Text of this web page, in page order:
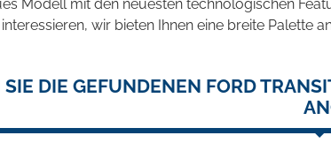
Modell mit den neuesten technologischen
wir bieten Ihnen eine breite Palette
DIE GEFUNDENEN FORD